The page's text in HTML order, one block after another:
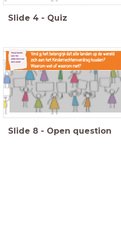
Slide 4 - Quiz
Test je kennis
over het
onderwerp van
deze week!
Vind jij het belangrijk dat alle landen op de wereld
zich aan het Kinderrechtenverdrag houden?
Waarom wel of waarom niet?
Slide 8 - Open question